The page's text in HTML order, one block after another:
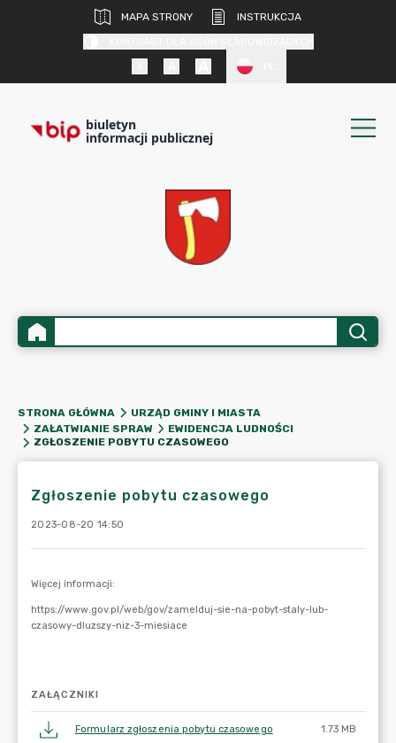
MAPA STRONY
INSTRUKCJA
biuletyn
informacji publicznej
STRONA GŁÓWNA
URZĄD GMINY I MIASTA
ZAŁATWIANIE SPRAW
EWIDENCJA LUDNOŚCI
ZGŁOSZENIE POBYTU CZASOWEGO
Zgłoszenie pobytu czasowego
2023-08-20 14:50
ZAŁĄCZNIKI
Formularz zgłoszenia pobytu czasowego 1.73 MB